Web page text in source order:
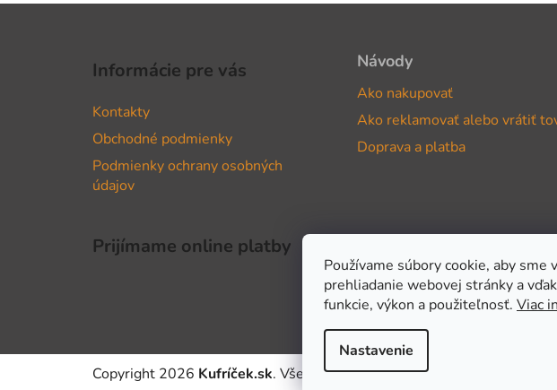
Používame súbory cookie, aby sme
prehliadanie webovej stránky a
funkcie, výkon a použiteľnosť. Viac
Nastavenie
Informácie pre vás
Kontakty
Obchodné podmienky
Podmienky ochrany osobných
údajov
Návody
Ako nakupovať
Ako reklamovať alebo vrátiť
Doprava a platba
Prijímame online platby
Copyright 2026 Kufríček.sk. Všetky práva vyhradené.